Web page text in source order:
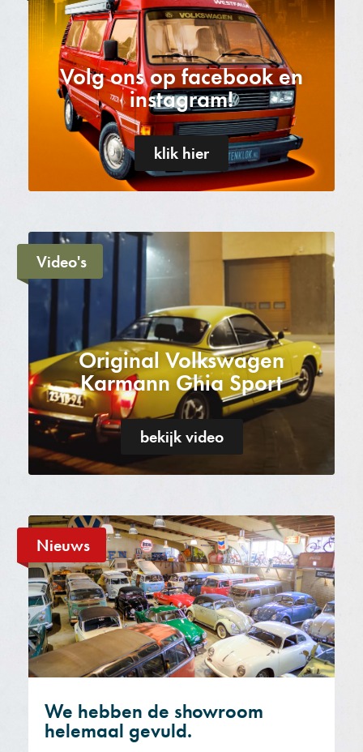
Volg ons op facebook en
instagram!
klik hier
Video's
Original Volkswagen
Karmann Ghia Sport
bekijk video
Nieuws
We hebben de showroom
helemaal gevuld.